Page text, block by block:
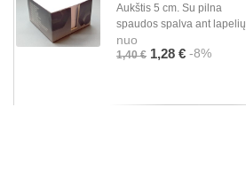
Aukštis 5 cm. Su pilna
spaudos spalva ant lapelių.
nuo
1,40 € 1,28 € -8%